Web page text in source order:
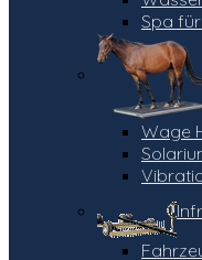
Spa
Wage